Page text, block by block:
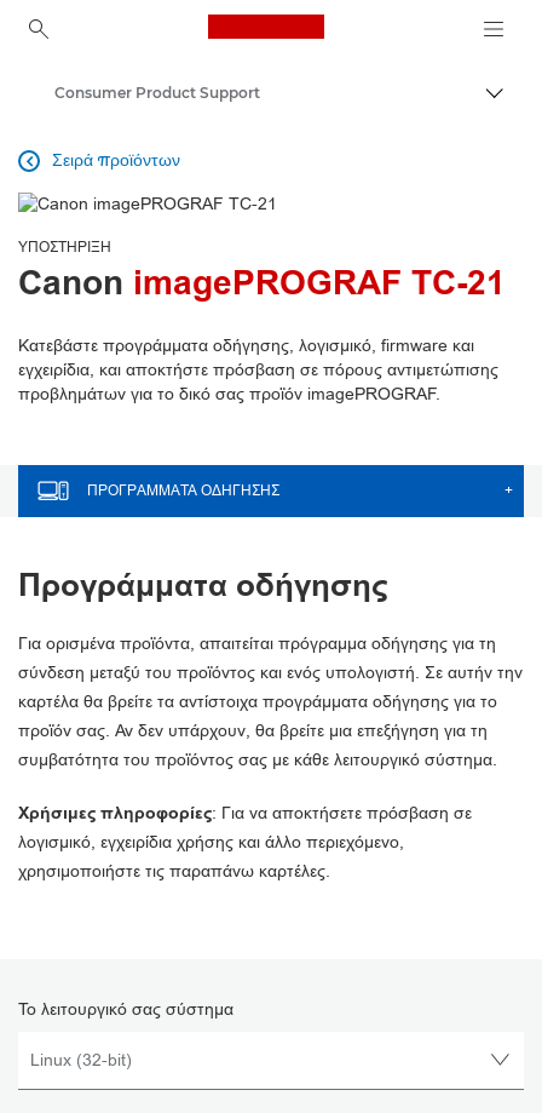
Canon Logo, back to
Consumer Product Support
Σειρά προϊόντων

ΥΠΟΣΤΉΡΙΞΗ
Canon imagePROGRAF TC-21
Κατεβάστε προγράμματα οδήγησης, λογισμικό, firmware και
εγχειρίδια, και αποκτήστε πρόσβαση σε πόρους αντιμετώπισης
προβλημάτων για το δικό σας προϊόν imagePROGRAF.
ΠΡΟΓΡΆΜΜΑΤΑ ΟΔΉΓΗΣΗΣ +
Προγράμματα οδήγησης
Για ορισμένα προϊόντα, απαιτείται πρόγραμμα οδήγησης για τη
σύνδεση μεταξύ του προϊόντος και ενός υπολογιστή. Σε αυτήν την
καρτέλα θα βρείτε τα αντίστοιχα προγράμματα οδήγησης για το
προϊόν σας. Αν δεν υπάρχουν, θα βρείτε μια επεξήγηση για τη
συμβατότητα του προϊόντος σας με κάθε λειτουργικό σύστημα.
Χρήσιμες πληροφορίες: Για να αποκτήσετε πρόσβαση σε
λογισμικό, εγχειρίδια χρήσης και άλλο περιεχόμενο,
χρησιμοποιήστε τις παραπάνω καρτέλες.
Το λειτουργικό σας σύστημα